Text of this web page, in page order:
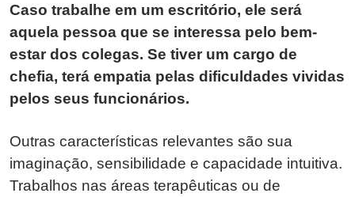
Caso trabalhe em um escritório, ele será
aquela pessoa que se interessa pelo bem-
estar dos colegas. Se tiver um cargo de
chefia, terá empatia pelas dificuldades vividas
pelos seus funcionários.
Outras características relevantes são sua
imaginação, sensibilidade e capacidade intuitiva.
Trabalhos nas áreas terapêuticas ou de